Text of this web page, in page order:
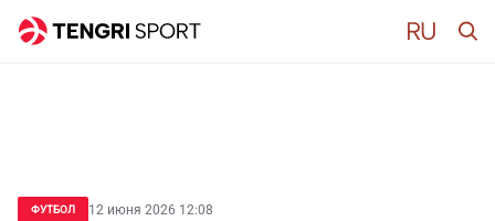
ФУТБОЛ 12 июня 2026 12:08